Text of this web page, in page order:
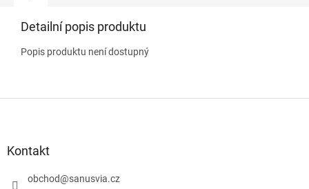
Detailní popis produktu
Popis produktu není dostupný
Kontakt
obchod@sanusvia.cz